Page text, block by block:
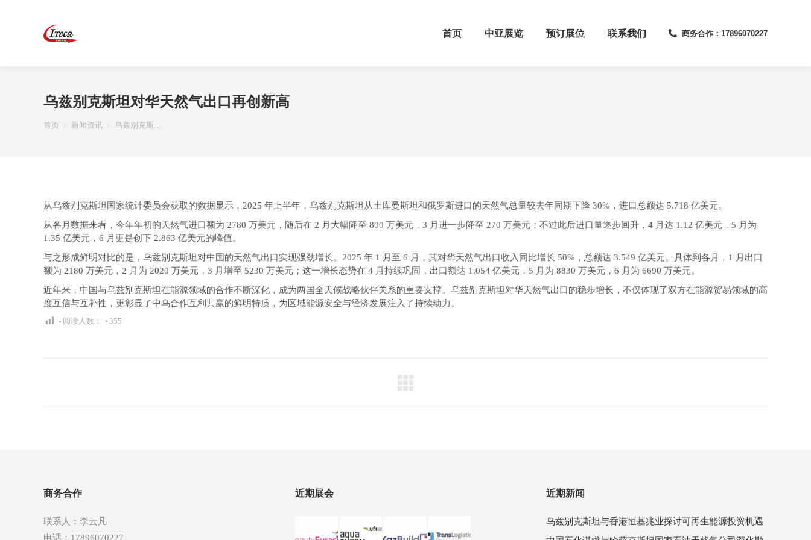
首页 中亚展览 预订展位 联系我们 商务合作：17896070227
乌兹别克斯坦对华天然气出口再创新高
首页 新闻资讯 乌兹别克斯…
从乌兹别克斯坦国家统计委员会获取的数据显示，2025 年上半年，乌兹别克斯坦从土库曼斯坦和俄罗斯进口的天然气总量较去年同期下降 30%，进口总额达 5.718 亿美元。
从各月数据来看，今年年初的天然气进口额为 2780 万美元，随后在 2 月大幅降至 800 万美元，3 月进一步降至 270 万美元；不过此后进口量逐步回升，4 月达 1.12 亿美元，5 月为
1.35 亿美元，6 月更是创下 2.863 亿美元的峰值。
与之形成鲜明对比的是，乌兹别克斯坦对中国的天然气出口实现强劲增长。2025 年 1 月至 6 月，其对华天然气出口收入同比增长 50%，总额达 3.549 亿美元。具体到各月，1 月出口
额为 2180 万美元，2 月为 2020 万美元，3 月增至 5230 万美元；这一增长态势在 4 月持续巩固，出口额达 1.054 亿美元，5 月为 8830 万美元，6 月为 6690 万美元。
近年来，中国与乌兹别克斯坦在能源领域的合作不断深化，成为两国全天候战略伙伴关系的重要支撑。乌兹别克斯坦对华天然气出口的稳步增长，不仅体现了双方在能源贸易领域的高
度互信与互补性，更彰显了中乌合作互利共赢的鲜明特质，为区域能源安全与经济发展注入了持续动力。
阅读人数： 355
商务合作
联系人：李云凡
电话：17896070227
近期展会 近期新闻
乌兹别克斯坦与香港恒基兆业探讨可再生能源投资机遇